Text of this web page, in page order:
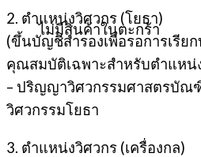
ไม่มีสินค้าในตะกร้า
2. ตำแหน่งวิศวกร (โยธา)
(ขึ้นบัญชีสํารองเพื่อรอการเรียก
คุณสมบัติเฉพาะสำหรับตำแหน่
– ปริญญาวิศวกรรมศาสตรบัณ
วิศวกรรมโยธา
3. ตำแหน่งวิศวกร (เครื่องกล)